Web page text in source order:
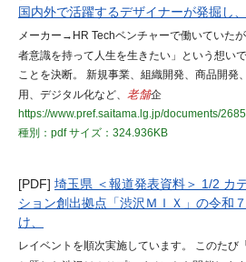
国内外で活躍するデザイナーが発掘し、
メーカー→HR Techベンチャーで働いていた
者意識を持って人生を生きたい」という想いで
ことを決断。 新規事業、組織開発、商品開発
用、デジタル化など、 老舗企
https://www.pref.saitama.lg.jp/documents/
種別：pdfサイズ：324.936KB
[PDF] 埼玉県 ＜報道発表資料＞ 1/2 カ
ション創出拠点「渋沢ＭＩＸ」の令和
け、
レイベントを順次実施しています。 このたび